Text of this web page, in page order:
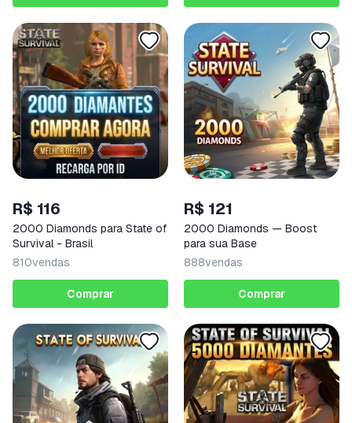
R$ 116
2000 Diamonds para State of
Survival - Brasil
810vendas
Comprar
R$ 121
2000 Diamonds — Boost
para sua Base
888vendas
Comprar